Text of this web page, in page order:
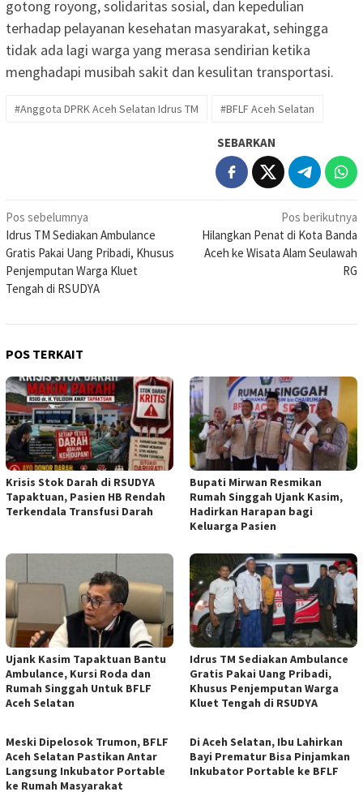
gotong royong, solidaritas sosial, dan kepedulian
terhadap pelayanan kesehatan masyarakat, sehingga
tidak ada lagi warga yang merasa sendirian ketika
menghadapi musibah sakit dan kesulitan transportasi.
#Anggota DPRK Aceh Selatan Idrus TM #BFLF Aceh Selatan
SEBARKAN
Navigasi
pos
Pos sebelumnya
Idrus TM Sediakan Ambulance
Gratis Pakai Uang Pribadi, Khusus
Penjemputan Warga Kluet
Tengah di RSUDYA
Pos berikutnya
Hilangkan Penat di Kota Banda
Aceh ke Wisata Alam Seulawah
RG
POS TERKAIT
Krisis Stok Darah di RSUDYA
Tapaktuan, Pasien HB Rendah
Terkendala Transfusi Darah
Bupati Mirwan Resmikan
Rumah Singgah Ujank Kasim,
Hadirkan Harapan bagi
Keluarga Pasien
Ujank Kasim Tapaktuan Bantu
Ambulance, Kursi Roda dan
Rumah Singgah Untuk BFLF
Aceh Selatan
Idrus TM Sediakan Ambulance
Gratis Pakai Uang Pribadi,
Khusus Penjemputan Warga
Kluet Tengah di RSUDYA
Meski Dipelosok Trumon, BFLF
Aceh Selatan Pastikan Antar
Langsung Inkubator Portable
ke Rumah Masyarakat
Di Aceh Selatan, Ibu Lahirkan
Bayi Prematur Bisa Pinjamkan
Inkubator Portable ke BFLF